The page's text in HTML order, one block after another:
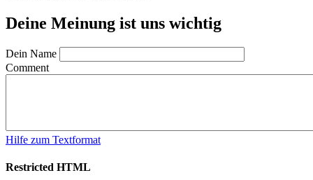
Deine Meinung ist uns wichtig
Dein Name
Comment
Hilfe zum Textformat
Restricted HTML